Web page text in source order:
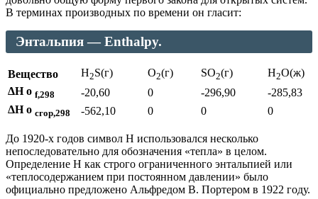
В терминах производных по времени он гласит:
Энтальпия — Enthalpy.
Вещество H2S(г) O2(г) SO2(г) H2O(ж)
ΔН o f,298 -20,60 0 -296,90
-285,83
ΔН o сгор,298 -562,10 0 0 0
До 1920-х годов символ H использовался несколько
непоследовательно для обозначения «тепла» в целом.
Определение H как строго ограниченного энтальпией или
«теплосодержанием при постоянном давлении» было
официально предложено Альфредом В. Портером в 1922 году.